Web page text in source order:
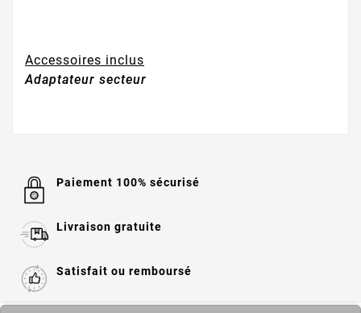
Accessoires inclus
Adaptateur secteur
Paiement 100% sécurisé
Livraison gratuite
Satisfait ou remboursé